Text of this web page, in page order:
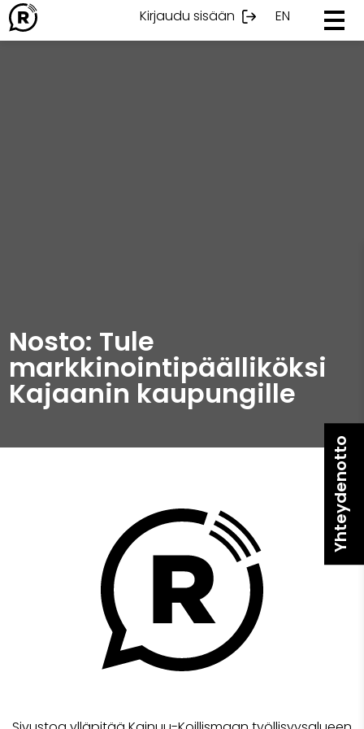
Ohita
sisältöön
Kirjaudu sisään EN
Nosto: Tule
markkinointipäälliköksi
Kajaanin kaupungille
Yhteydenotto